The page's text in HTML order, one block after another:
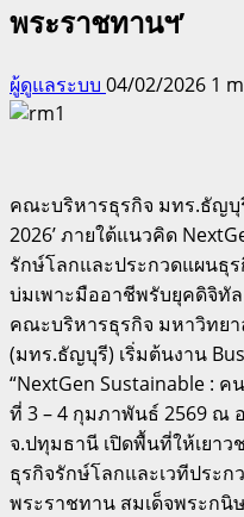
พระราชทานฯ’
ผู้ดูแลระบบ 04/02/2026 1
คณะบริหารธุรกิจ มทร.ธัญบุ
2026’ ภายใต้แนวคิด
รักษ์โลกและประกวดแผนธุ
บ่มเพาะมืออาชีพรับยุคดิจิทัล
คณะบริหารธุรกิจ มหาวิทย
(มทร.ธัญบุรี) เริ่มต้นงาน
“NextGen Sustainable :
ที่ 3 – 4 กุมภาพันธ์ 2569 ณ
จ.ปทุมธานี เปิดพื้นที่ให้เยา
ธุรกิจรักษ์โลกและเวทีประก
พระราชทาน สมเด็จพระกนิ